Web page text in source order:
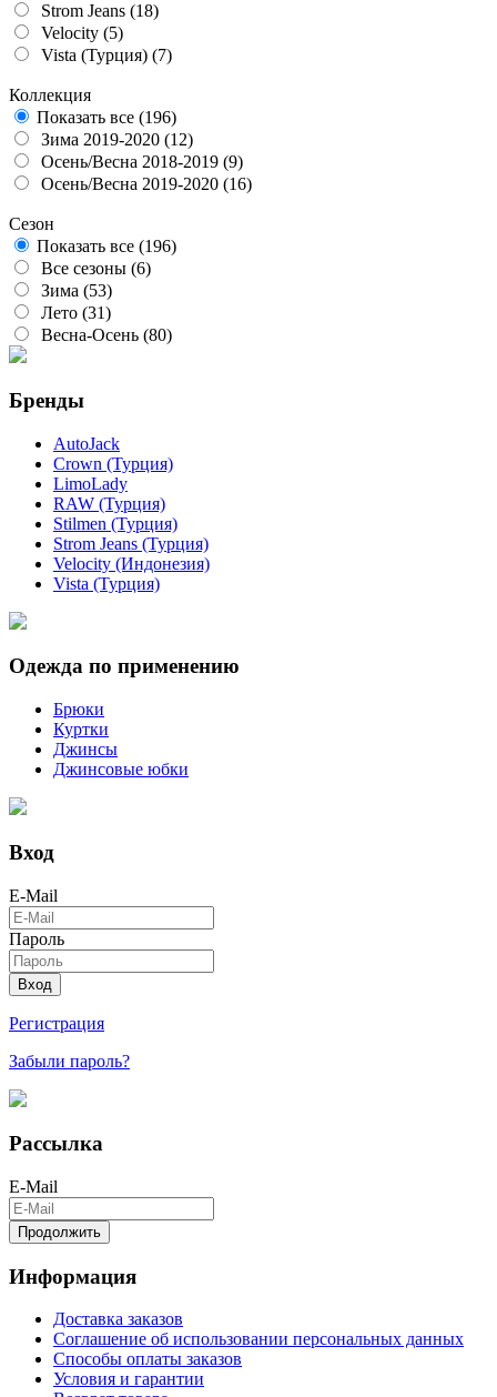
Strom Jeans (18)
Velocity (5)
Vista (Турция) (7)
Коллекция
Показать все (196)
Зима 2019-2020 (12)
Осень/Весна 2018-2019 (9)
Осень/Весна 2019-2020 (16)
Сезон
Показать все (196)
Все сезоны (6)
Зима (53)
Лето (31)
Весна-Осень (80)
Бренды
AutoJack
Crown (Турция)
LimoLady
RAW (Турция)
Stilmen (Турция)
Strom Jeans (Турция)
Velocity (Индонезия)
Vista (Турция)
Одежда по применению
Брюки
Куртки
Джинсы
Джинсовые юбки
Вход
E-Mail
Пароль
Вход
Регистрация
Забыли пароль?
Рассылка
E-Mail
Продолжить
Информация
Доставка заказов
Соглашение об использовании персональных данных
Способы оплаты заказов
Условия и гарантии